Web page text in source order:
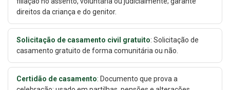
direitos da criança e do genitor.
Solicitação de casamento civil gratuito: Solicitação de
casamento gratuito de forma comunitária ou não.
Certidão de casamento: Documento que prova a